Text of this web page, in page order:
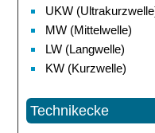
UKW
MW (Mittelwelle)
LW (Langwelle)
KW (Kurzwelle)
Technikecke